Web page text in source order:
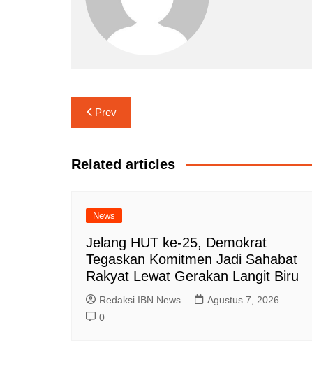
Navigasi
pos
Prev
Related articles
News
Jelang HUT ke-25, Demokrat
Tegaskan Komitmen Jadi Sahabat
Rakyat Lewat Gerakan Langit Biru
Redaksi IBN News
Agustus 7, 2026
0